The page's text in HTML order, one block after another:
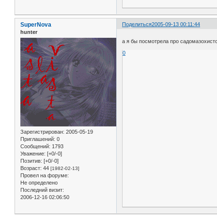
Поделиться2005-09-13 00:11:44
SuperNova
hunter
Зарегистрирован: 2005-05-19
Приглашений: 0
Сообщений: 1793
Уважение: [+0/-0]
Позитив: [+0/-0]
Возраст: 44 [1982-02-13]
Провел на форуме:
Не определено
Последний визит:
2006-12-16 02:06:50
а я бы посмотрела про
0